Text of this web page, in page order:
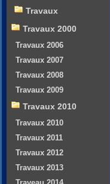
Travaux
Travaux 2000
Travaux 2006
Travaux 2007
Travaux 2008
Travaux 2009
Travaux 2010
Travaux 2010
Travaux 2011
Travaux 2012
Travaux 2013